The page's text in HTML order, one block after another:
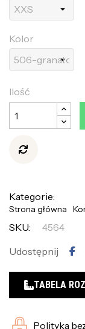
Kolor
Ilość
Kategorie:
Strona główna
SKU:
4564
Udostępnij
TABELA
Polityka